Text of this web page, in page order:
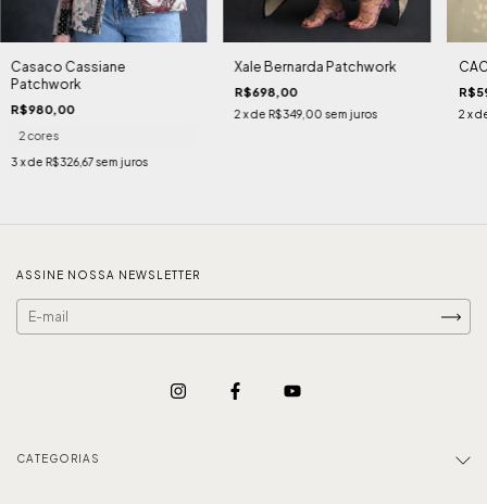
Casaco Cassiane
Patchwork
R$980,00
2 cores
3 x de R$326,67sem juros
Xale Bernarda Patchwork
R$698,00
2 x de R$349,00 sem juros 2 x
ASSINE NOSSA NEWSLETTER
CATEGORIAS